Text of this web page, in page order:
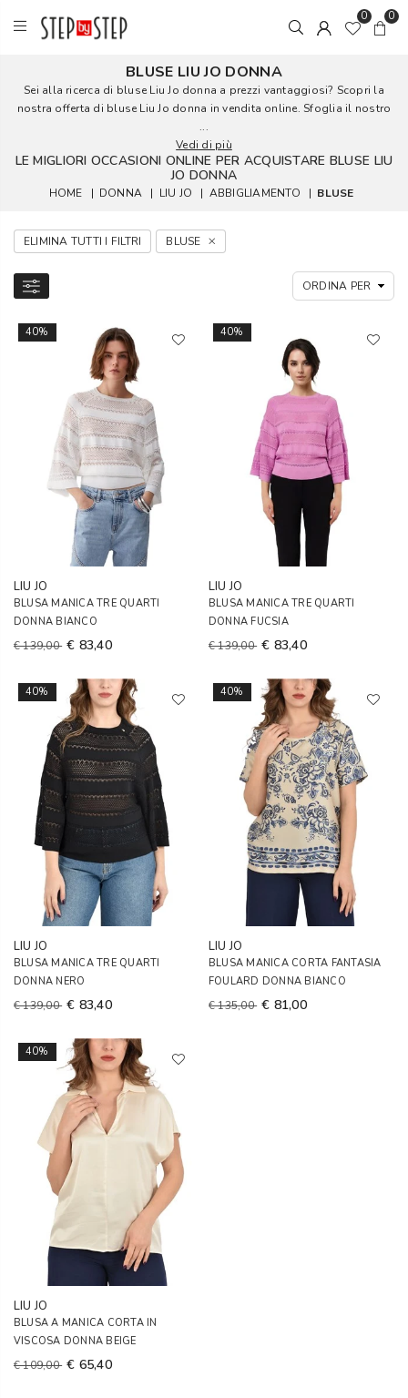
0 0
BLUSE LIU JO DONNA
Sei alla ricerca di bluse Liu Jo donna a prezzi vantaggiosi? Scopri la
nostra offerta di bluse Liu Jo donna in vendita online. Sfoglia il nostro
...
Vedi di più
LE MIGLIORI OCCASIONI ONLINE PER ACQUISTARE BLUSE LIU
JO DONNA
HOME | DONNA | LIU JO | ABBIGLIAMENTO | BLUSE
ELIMINA TUTTI I FILTRI BLUSE
40%
LIU JO
BLUSA MANICA TRE QUARTI
DONNA BIANCO
€ 139,00 € 83,40
40%
LIU JO
BLUSA MANICA TRE QUARTI
DONNA FUCSIA
€ 139,00 € 83,40
40%
LIU JO
BLUSA MANICA TRE QUARTI
DONNA NERO
€ 139,00 € 83,40
40%
LIU JO
BLUSA MANICA CORTA FANTASIA
FOULARD DONNA BIANCO
€ 135,00 € 81,00
40%
LIU JO
BLUSA A MANICA CORTA IN
VISCOSA DONNA BEIGE
€ 109,00 € 65,40